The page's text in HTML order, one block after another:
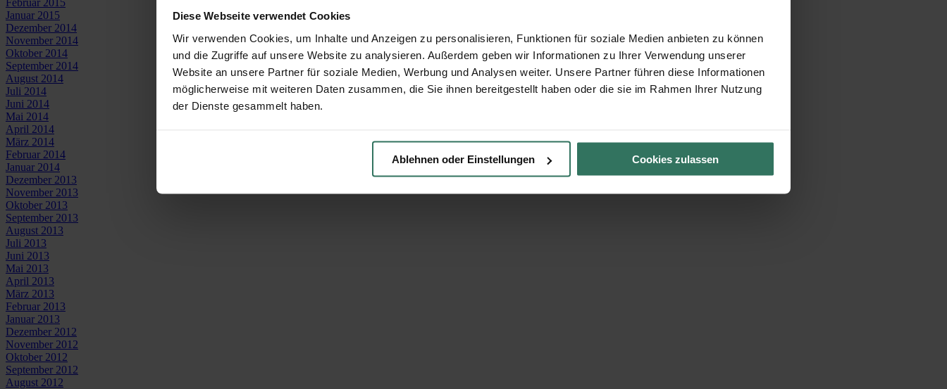
Diese Webseite verwendet Cookies
Wir verwenden Cookies, um Inhalte und Anzeigen zu personalisieren, Funktionen für soziale Medien anbieten zu können
und die Zugriffe auf unsere Website zu analysieren. Außerdem geben wir Informationen zu Ihrer Verwendung unserer
Website an unsere Partner für soziale Medien, Werbung und Analysen weiter. Unsere Partner führen diese Informationen
möglicherweise mit weiteren Daten zusammen, die Sie ihnen bereitgestellt haben oder die sie im Rahmen Ihrer Nutzung
der Dienste gesammelt haben.
Ablehnen oder Einstellungen Cookies zulassen
Januar 2015
Dezember 2014
November 2014
Oktober 2014
September 2014
August 2014
Juli 2014
Juni 2014
Mai 2014
April 2014
März 2014
Februar 2014
Januar 2014
Dezember 2013
November 2013
Oktober 2013
September 2013
August 2013
Juli 2013
Juni 2013
Mai 2013
April 2013
März 2013
Februar 2013
Januar 2013
Dezember 2012
November 2012
Oktober 2012
September 2012
August 2012